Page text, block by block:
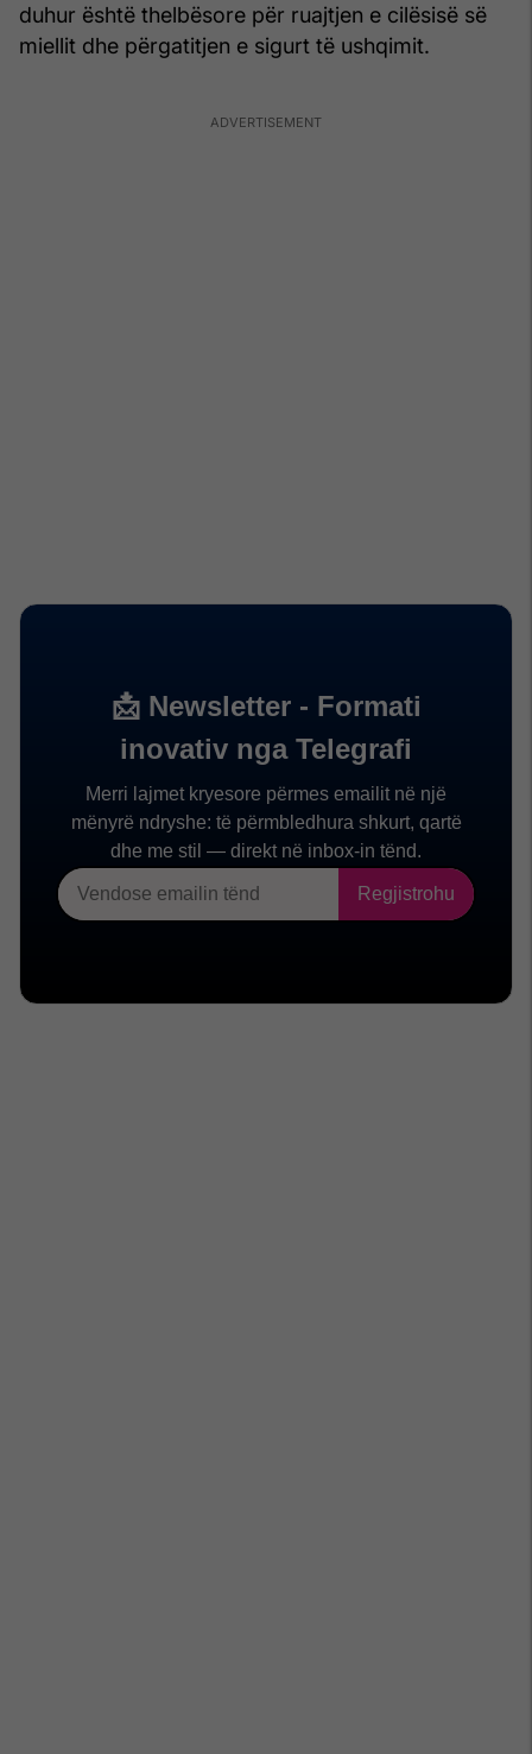
duhur është thelbësore për ruajtjen e cilësisë së
miellit dhe përgatitjen e sigurt të ushqimit.